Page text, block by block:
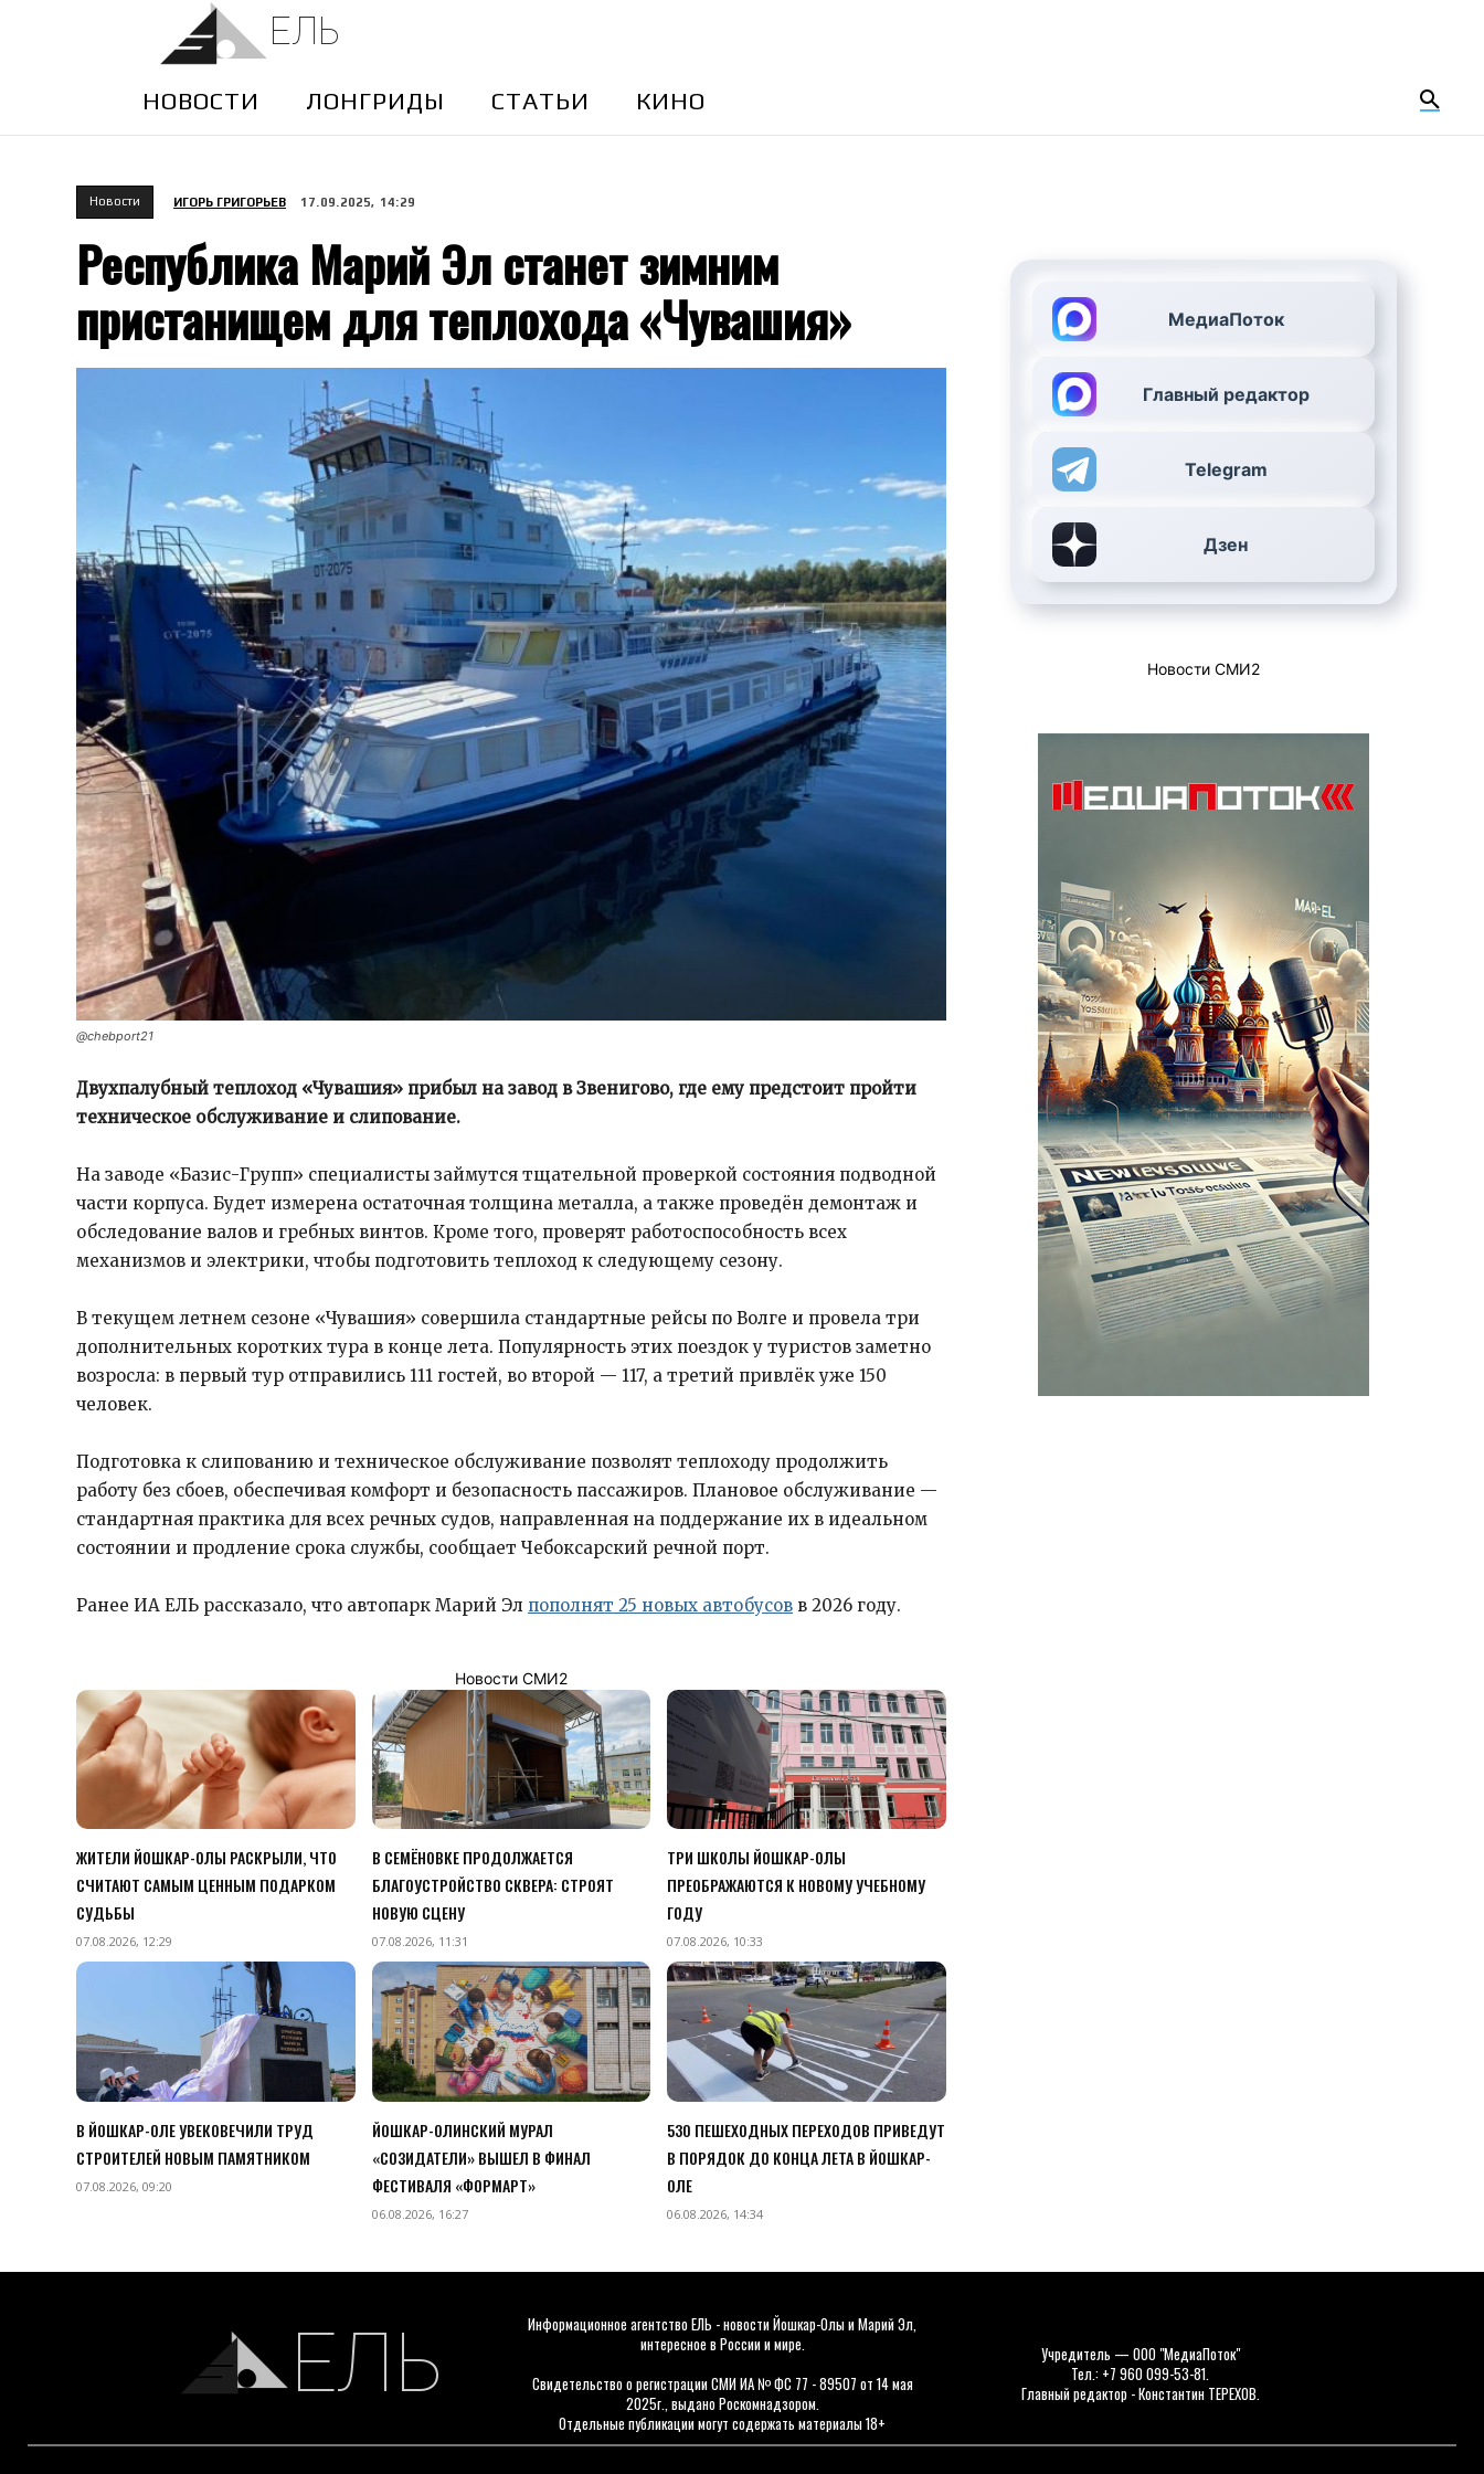
ЕЛЬ
НОВОСТИ ЛОНГРИДЫ CТАТЬИ КИНО
Новости ИГОРЬ ГРИГОРЬЕВ 17.09.2025, 14:29
Республика Марий Эл станет зимним
пристанищем для теплохода «Чувашия»
@chebport21
Двухпалубный теплоход «Чувашия» прибыл на завод в Звенигово, где ему предстоит пройти
техническое обслуживание и слипование.
На заводе «Базис-Групп» специалисты займутся тщательной проверкой состояния подводной
части корпуса. Будет измерена остаточная толщина металла, а также проведён демонтаж и
обследование валов и гребных винтов. Кроме того, проверят работоспособность всех
механизмов и электрики, чтобы подготовить теплоход к следующему сезону.
В текущем летнем сезоне «Чувашия» совершила стандартные рейсы по Волге и провела три
дополнительных коротких тура в конце лета. Популярность этих поездок у туристов заметно
возросла: в первый тур отправились 111 гостей, во второй — 117, а третий привлёк уже 150
человек.
Подготовка к слипованию и техническое обслуживание позволят теплоходу продолжить
работу без сбоев, обеспечивая комфорт и безопасность пассажиров. Плановое обслуживание —
стандартная практика для всех речных судов, направленная на поддержание их в идеальном
состоянии и продление срока службы, сообщает Чебоксарский речной порт.
Ранее ИА ЕЛЬ рассказало, что автопарк Марий Эл пополнят 25 новых автобусов в 2026 году.
Новости СМИ2
ЖИТЕЛИ ЙОШКАР-ОЛЫ РАСКРЫЛИ, ЧТО
СЧИТАЮТ САМЫМ ЦЕННЫМ ПОДАРКОМ
СУДЬБЫ
07.08.2026, 12:29
В СЕМЁНОВКЕ ПРОДОЛЖАЕТСЯ
БЛАГОУСТРОЙСТВО СКВЕРА: СТРОЯТ
НОВУЮ СЦЕНУ
07.08.2026, 11:31
ТРИ ШКОЛЫ ЙОШКАР-ОЛЫ
ПРЕОБРАЖАЮТСЯ К НОВОМУ УЧЕБНОМУ
ГОДУ
07.08.2026, 10:33
В ЙОШКАР-ОЛЕ УВЕКОВЕЧИЛИ ТРУД
СТРОИТЕЛЕЙ НОВЫМ ПАМЯТНИКОМ
07.08.2026, 09:20
ЙОШКАР-ОЛИНСКИЙ МУРАЛ
«СОЗИДАТЕЛИ» ВЫШЕЛ В ФИНАЛ
ФЕСТИВАЛЯ «ФОРМАРТ»
06.08.2026, 16:27
530 ПЕШЕХОДНЫХ ПЕРЕХОДОВ ПРИВЕДУТ
В ПОРЯДОК ДО КОНЦА ЛЕТА В ЙОШКАР-
ОЛЕ
06.08.2026, 14:34
МедиаПоток
Главный редактор
Telegram
Дзен
Новости СМИ2
ЕЛЬ
Информационное агентство ЕЛЬ - новости Йошкар-Олы и Марий Эл,
интересное в России и мире.
Свидетельство о регистрации СМИ ИА № ФС 77 - 89507 от 14 мая
2025г., выдано Роскомнадзором.
Отдельные публикации могут содержать материалы 18+
Учредитель — ООО "МедиаПоток"
Тел.: +7 960 099-53-81.
Главный редактор - Константин ТЕРЕХОВ.